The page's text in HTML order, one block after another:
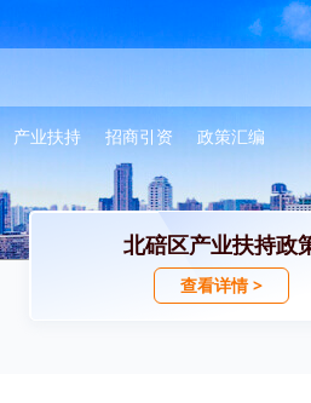
产业扶持 招商引资 政策汇编
北碚区产业扶持政
查看详情 >